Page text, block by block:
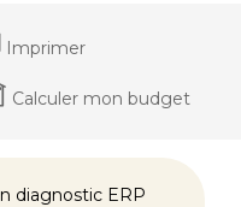
Imprimer
Calculer mon budget
diagnostic ERP